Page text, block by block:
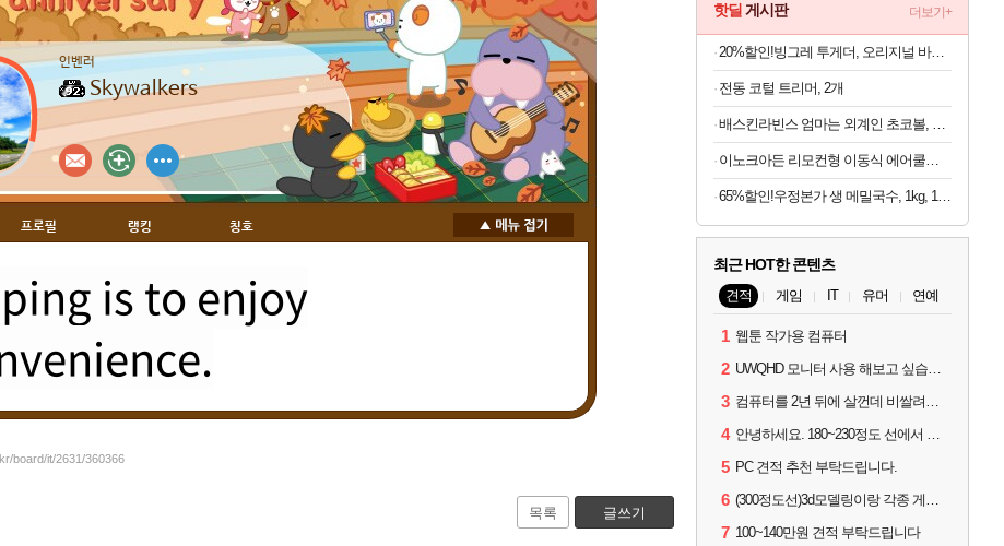
인벤러
Skywalkers
프로필 랭킹 칭호
is to enjoy
board/it/2631/360366
목록 글쓰기
핫딜 게시판 더보기+
20%할인!빙그레 투게더, 오리지널 바닐라, 270ml, 8개
전동 코털 트리머, 2개
배스킨라빈스 엄마는 외계인 초코볼, 32g, 6개입, 2개
이노크아든 리모컨형 이동식 에어쿨러 IA-L11, 1개
65%할인!우정본가 생 메밀국수, 1kg, 1팩 + 시원한 메밀장, 40g, 6개
최근 HOT한 콘텐츠
견적 게임 IT 유머 연예
1 웹툰 작가용 컴퓨터
2 UWQHD 모니터 사용 해보고 싶습니다 추천부탁드려요
3 컴퓨터를 2년 뒤에 살껀데 비쌀려나요...?
4 안녕하세요. 180~230정도 선에서 잡고싶습니다.
5 PC 견적 추천 부탁드립니다.
6 (300정도선)3d모델링이랑 각종 게임을 하는데 견적부탁드립니다!300정도선
7 100~140만원 견적 부탁드립니다